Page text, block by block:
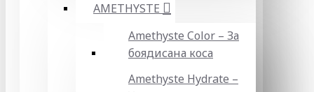
AMETHYSTE
Amethyste Color – За
боядисана коса
Amethyste Hydrate –